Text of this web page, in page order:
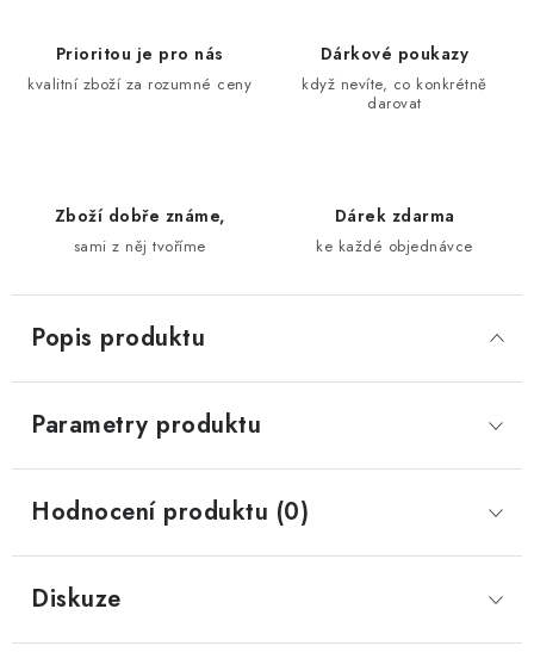
Prioritou je pro nás
kvalitní zboží za rozumné ceny
Dárkové poukazy
když nevíte, co konkrétně
darovat
Zboží dobře známe,
sami z něj tvoříme
Dárek zdarma
ke každé objednávce
Popis produktu
Parametry produktu
Hodnocení produktu (0)
Diskuze